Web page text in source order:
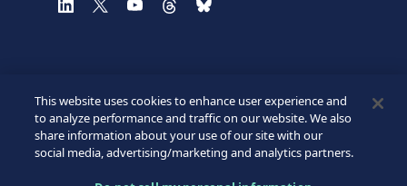
©2026 SICPA HOLDING SA.
This website uses cookies to enhance user experience and
to analyze performance and traffic on our website. We also
share information about your use of our site with our
social media, advertising/marketing and analytics partners.